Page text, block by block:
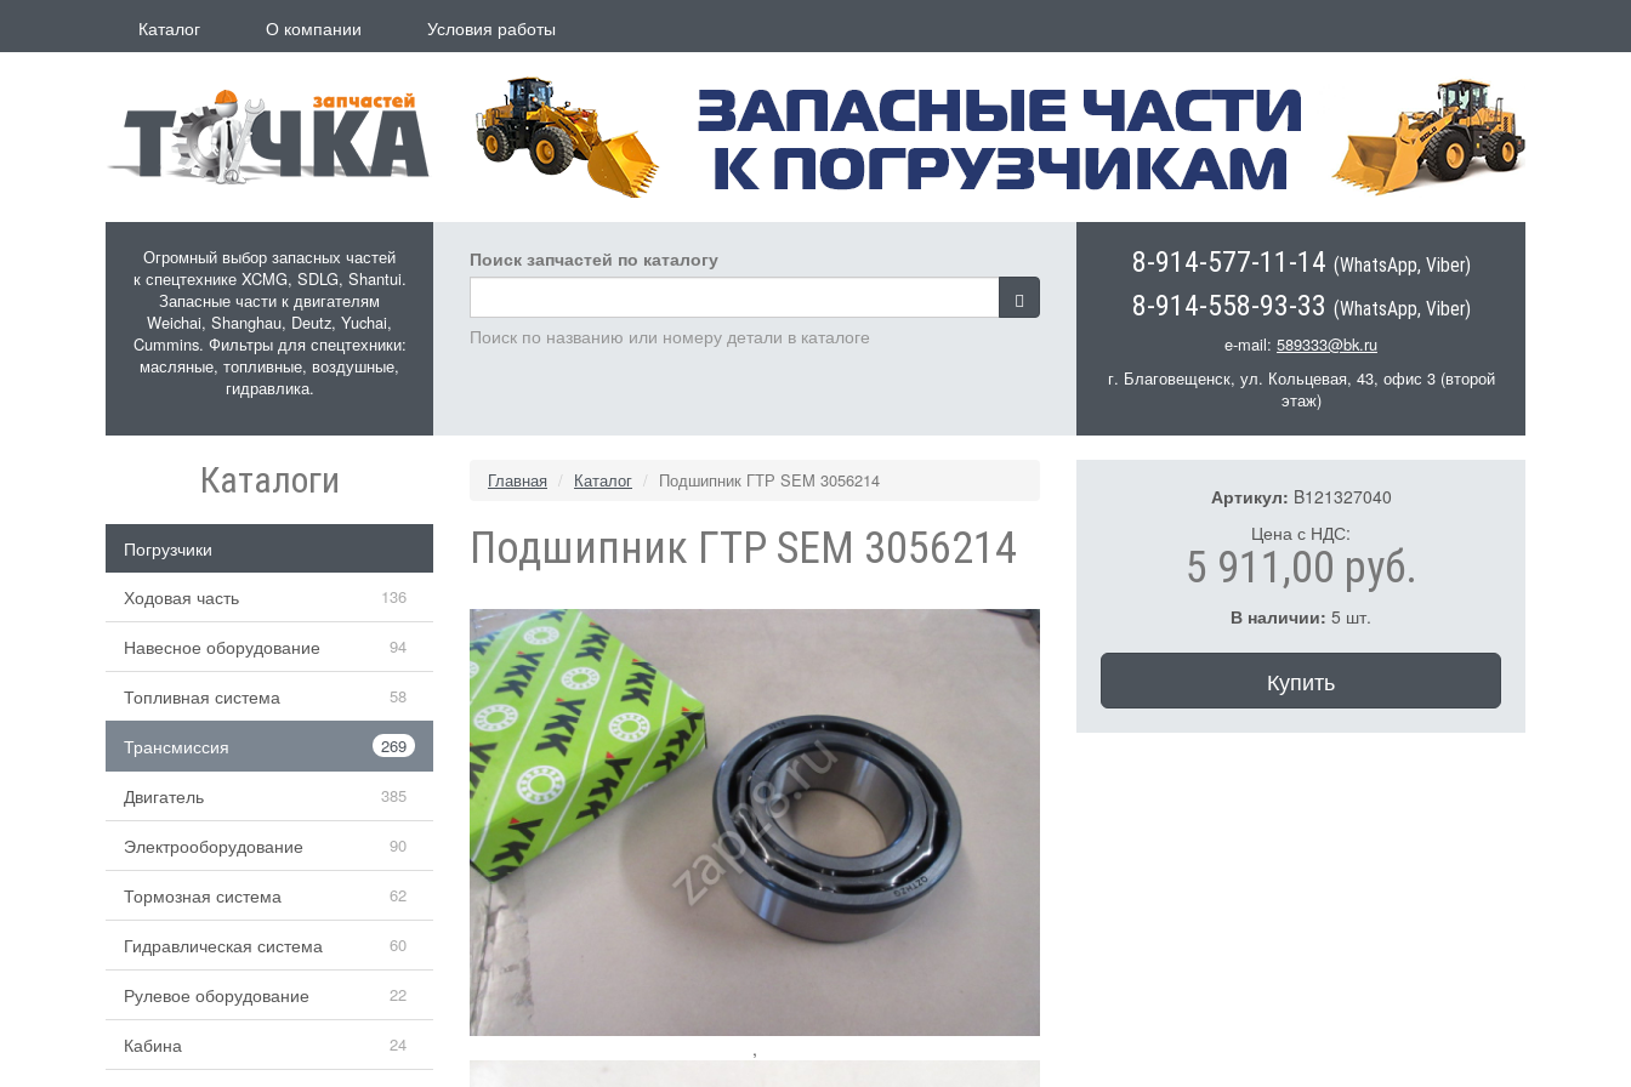
Каталог О компании Условия работы
Огромный выбор запасных частей
к спецтехнике XCMG, SDLG, Shantui.
Запасные части к двигателям
Weichai, Shanghau, Deutz, Yuchai,
Cummins. Фильтры для спецтехники:
масляные, топливные, воздушные,
гидравлика.
Поиск запчастей по каталогу
Поиск по названию или номеру детали в каталоге
8-914-577-11-14 (WhatsApp, Viber)
8-914-558-93-33 (WhatsApp, Viber)
e-mail: 589333@bk.ru
г. Благовещенск, ул. Кольцевая, 43, офис 3 (второй
этаж)
Главная Каталог Подшипник ГТР SEM 3056214
Подшипник ГТР SEM 3056214
,
Артикул: B121327040
Цена с НДС:
5 911,00 руб.
В наличии: 5 шт.
Купить
Каталоги
Погрузчики
Ходовая часть
136
Навесное оборудование 94
Топливная система 58
Трансмиссия 269
Двигатель 385
Электрооборудование 90
Тормозная система 62
Гидравлическая система 60
Рулевое оборудование 22
Кабина 24